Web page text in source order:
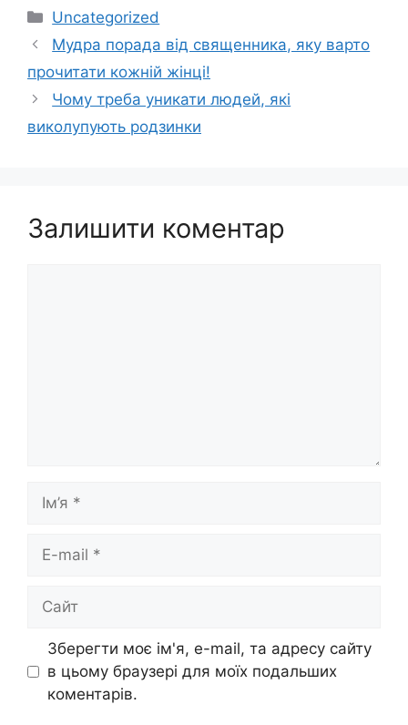
Категорії
Uncategorized
Мудра порада від священника, яку варто
прочитати кожній жінці!
Чому треба уникати людей, які
виколупують родзинки
Залишити коментар
mail
Зберегти моє ім'я, e-mail, та адресу сайту
в цьому браузері для моїх подальших
коментарів.